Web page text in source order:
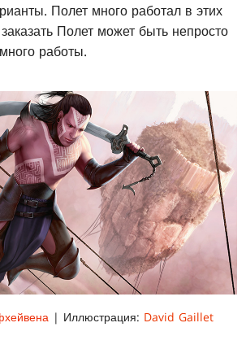
Полет много работал в этих
Полет может быть непросто
работы.
| Иллюстрация: David Gaillet